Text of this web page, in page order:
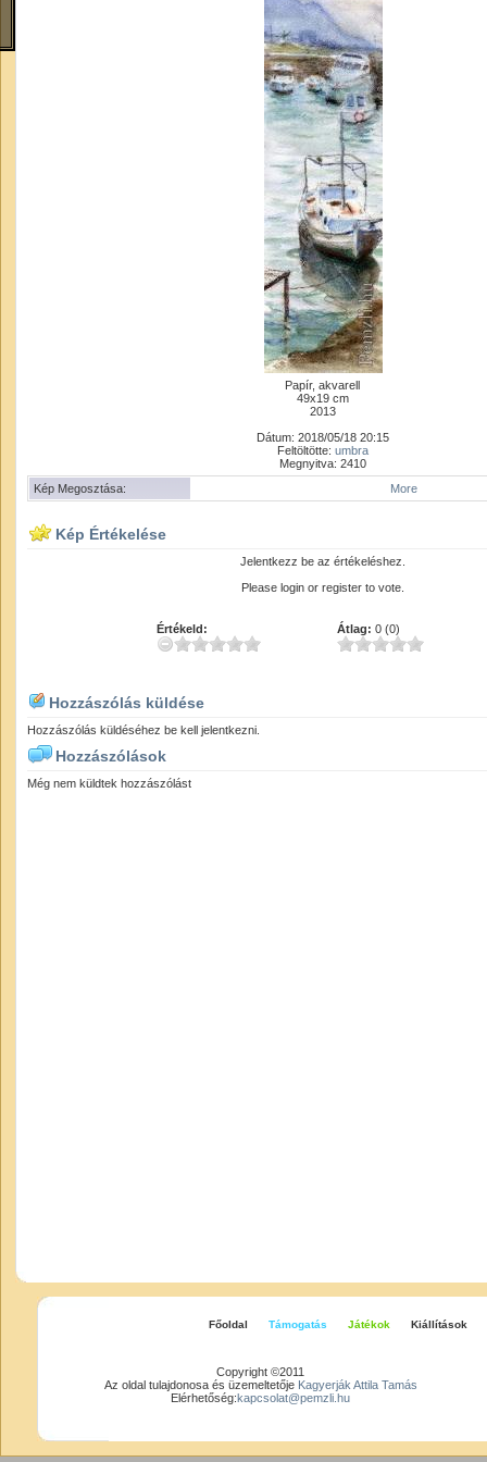
Papír, akvarell
49x19 cm
2013
Dátum: 2018/05/18 20:15
Feltöltötte: umbra
Megnyitva: 2410
Kép Megosztása:
More
Kép Értékelése
Jelentkezz be az értékeléshez.
Please login or register to vote.
Értékeld: Átlag: 0 (0)
Hozzászólás küldése
Hozzászólás küldéséhez be kell jelentkezni.
Hozzászólások
Még nem küldtek hozzászólást
Főoldal Támogatás Játékok Kiállítások
Copyright ©2011
Az oldal tulajdonosa és üzemeltetője Kagyerják Attila Tamás
Elérhetőség:kapcsolat@pemzli.hu